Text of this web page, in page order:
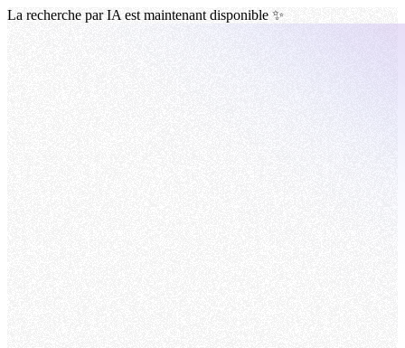
La recherche par IA est maintenant disponible ✨